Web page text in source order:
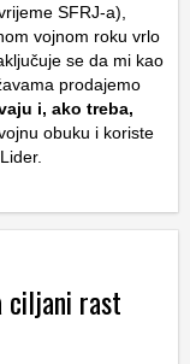
SFRJ-a),
vojnom roku vrlo
se da mi kao
prodajemo
i, ako treba,
obuku i koriste
ciljani rast